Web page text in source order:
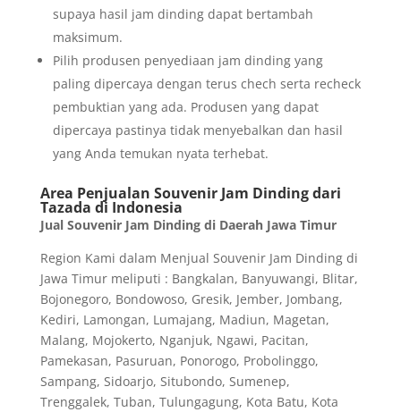
supaya hasil jam dinding dapat bertambah
maksimum.
Pilih produsen penyediaan jam dinding yang
paling dipercaya dengan terus chech serta recheck
pembuktian yang ada. Produsen yang dapat
dipercaya pastinya tidak menyebalkan dan hasil
yang Anda temukan nyata terhebat.
Area Penjualan Souvenir Jam Dinding dari
Tazada di Indonesia
Jual Souvenir Jam Dinding di Daerah Jawa Timur
Region Kami dalam Menjual Souvenir Jam Dinding di
Jawa Timur meliputi : Bangkalan, Banyuwangi, Blitar,
Bojonegoro, Bondowoso, Gresik, Jember, Jombang,
Kediri, Lamongan, Lumajang, Madiun, Magetan,
Malang, Mojokerto, Nganjuk, Ngawi, Pacitan,
Pamekasan, Pasuruan, Ponorogo, Probolinggo,
Sampang, Sidoarjo, Situbondo, Sumenep,
Trenggalek, Tuban, Tulungagung, Kota Batu, Kota